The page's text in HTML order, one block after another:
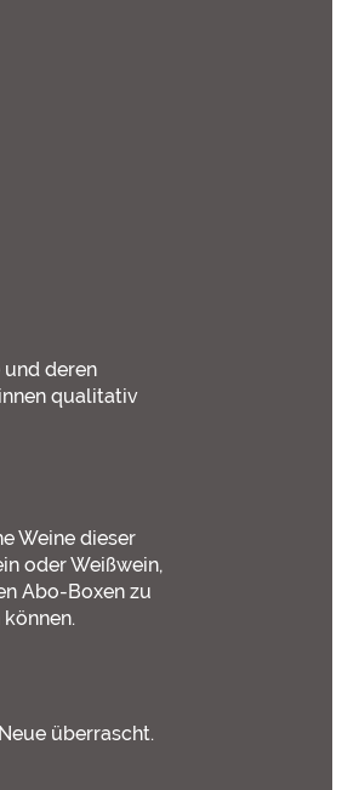
deren
qualitativ
Weine dieser
oder Weißwein,
Abo-Boxen zu
überrascht.